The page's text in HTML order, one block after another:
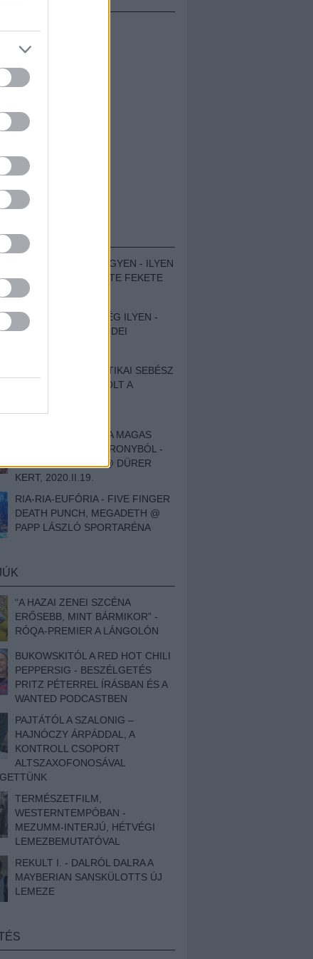
ZENÉS TÁBOR A HEGYEN - ILYEN
VOLT A VÍRUS SZÜLTE FEKETE
ZAJ FESZTIVÁL
SOHA NEM VOLT MÉG ILYEN -
BESZÁMOLÓNK AZ IDEI
EGY HALLÁSPLASZTIKAI SEBÉSZ
NAPLÓJA - ILYEN VOLT A
DOKUMENTUMFILM
MÉLY FÉRFIBÁNAT A MAGAS
ELEFÁNTCSONTTORONYBÓL -
LEPROUS, KLONE @ DÜRER
KERT, 2020.II.19.
RIA-RIA-EUFÓRIA - FIVE FINGER
DEATH PUNCH, MEGADETH @
PAPP LÁSZLÓ SPORTARÉNA
“A HAZAI ZENEI SZCÉNA
ERŐSEBB, MINT BÁRMIKOR” -
RÓQA-PREMIER A LÁNGOLÓN
BUKOWSKITÓL A RED HOT CHILI
PEPPERSIG - BESZÉLGETÉS
PRITZ PÉTERREL ÍRÁSBAN ÉS A
WANTED PODCASTBEN
PAJTÁTÓL A SZALONIG –
HAJNÓCZY ÁRPÁDDAL, A
KONTROLL CSOPORT
ALTSZAXOFONOSÁVAL
TERMÉSZETFILM,
WESTERNTEMPÓBAN -
MEZUMM-INTERJÚ, HÉTVÉGI
LEMEZBEMUTATÓVAL
REKULT I. - DALRÓL DALRA A
MAYBERIAN SANSKÜLOTTS ÚJ
LEMEZE